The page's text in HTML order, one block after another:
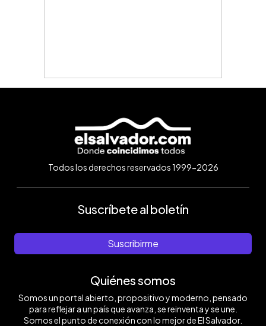
Todos los derechos reservados 1999-2026
Suscríbete al boletín
Suscribirme
Quiénes somos
Somos un portal abierto, propositivo y moderno, pensado
para reflejar a un país que avanza, se reinventa y se une.
Somos el punto de conexión con lo mejor de El Salvador.